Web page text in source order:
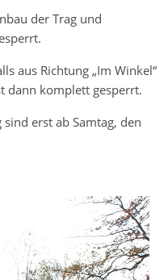
der Trag und
aus Richtung „Im Winkel“
dann komplett gesperrt.
erst ab Samtag, den